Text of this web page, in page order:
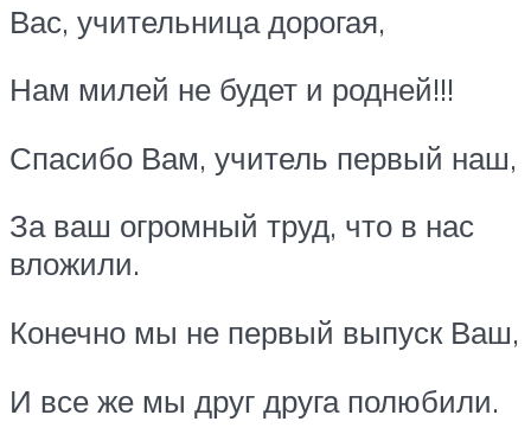
Вас, учительница дорогая,
Нам милей не будет и родней!!!
Спасибо Вам, учитель первый наш,
За ваш огромный труд, что в нас
вложили.
Конечно мы не первый выпуск Ваш,
И все же мы друг друга полюбили.